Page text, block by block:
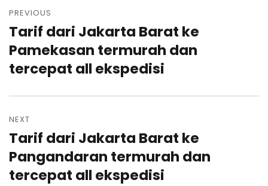
navigation
PREVIOUS
Previous
post:
Tarif dari Jakarta Barat ke
Pamekasan termurah dan
tercepat all ekspedisi
NEXT
Next
post:
Tarif dari Jakarta Barat ke
Pangandaran termurah dan
tercepat all ekspedisi